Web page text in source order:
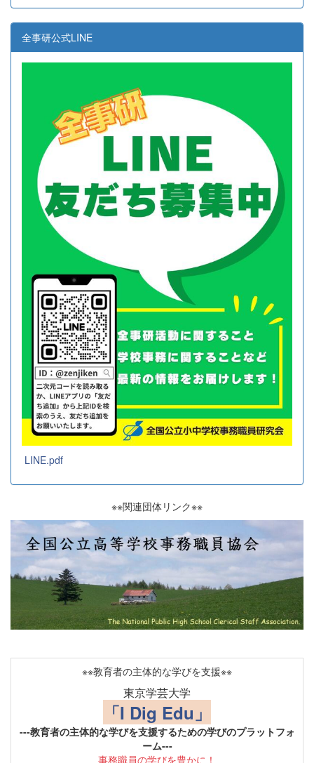
全事研公式LINE
LINE.pdf
※※関連団体リンク※※
※※教育者の主体的な学びを支援※※
東京学芸大学
「I Dig Edu」
---教育者の主体的な学びを支援するための学びのプラットフォ
ーム---
事務職員の学びを豊かに！